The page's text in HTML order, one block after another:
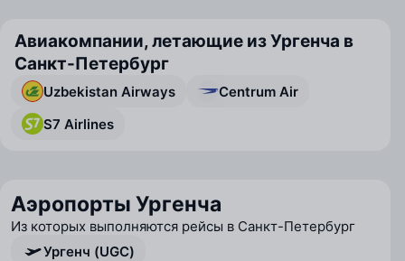
Авиакомпании, летающие из Ургенча в
Санкт-Петербург
Uzbekistan Airways
Centrum Air
S7 Airlines
Аэропорты Ургенча
Из которых выполняются рейсы в Санкт-Петербург
Ургенч (UGC)